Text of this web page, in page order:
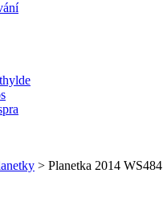
> Planetka 2014 WS484